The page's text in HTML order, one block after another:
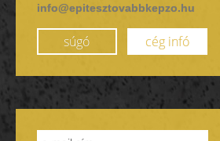
info@epitesztovabbkepzo.hu
súgó cég infó